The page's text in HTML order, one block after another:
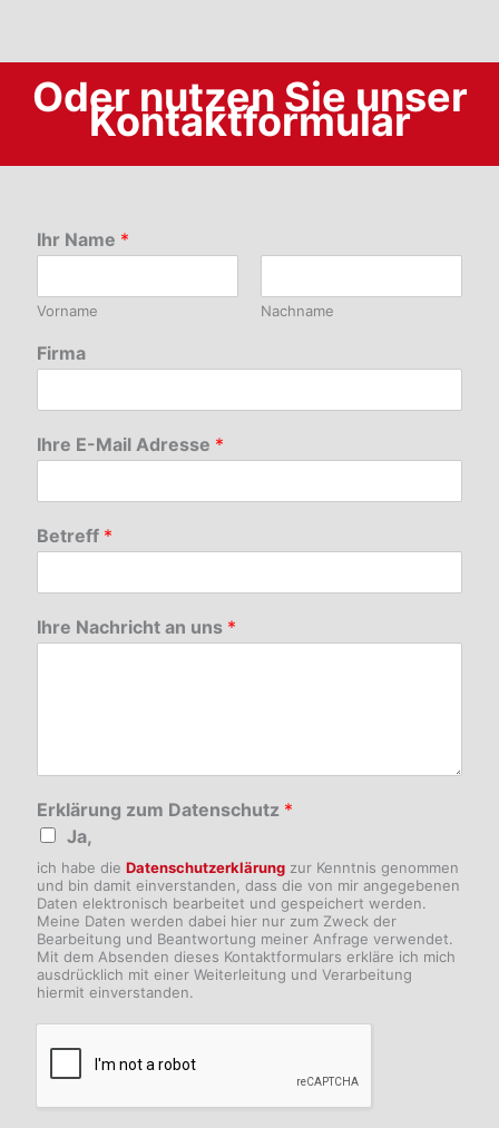
Oder nutzen Sie unser
Kontaktformular
Ihr Name *
Vorname Nachname
Firma
Ihre E-Mail Adresse *
Betreff *
Ihre Nachricht an uns *
Erklärung zum Datenschutz *
Ja,
ich habe dieDatenschutzerklärung zur Kenntnis genommen
und bin damit einverstanden, dass die von mir angegebenen
Daten elektronisch bearbeitet und gespeichert werden.
Meine Daten werden dabei hier nur zum Zweck der
Bearbeitung und Beantwortung meiner Anfrage verwendet.
Mit dem Absenden dieses Kontaktformulars erkläre ich mich
ausdrücklich mit einer Weiterleitung und Verarbeitung
hiermit einverstanden.